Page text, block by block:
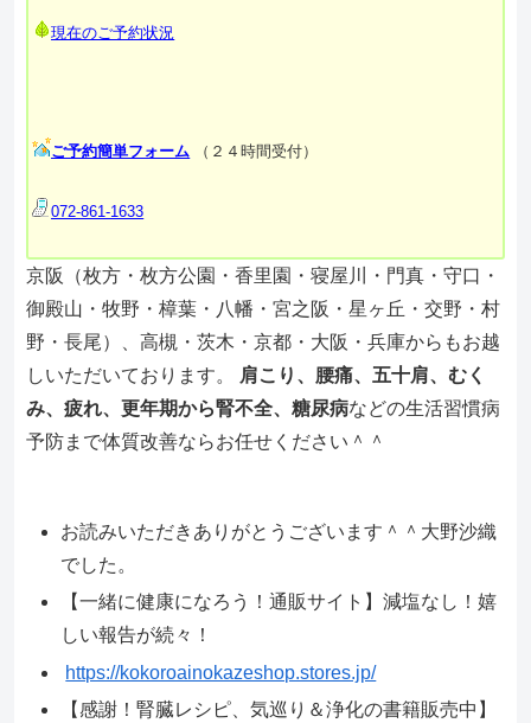
現在のご予約状況
ご予約簡単フォーム （２４時間受付）
072-861-1633
京阪（枚方・枚方公園・香里園・寝屋川・門真・守口・
御殿山・牧野・樟葉・八幡・宮之阪・星ヶ丘・交野・村
野・長尾）、高槻・茨木・京都・大阪・兵庫からもお越
しいただいております。
肩こり、腰痛、五十肩、むく
み、疲れ、更年期から腎不全、糖尿病などの生活習慣病
予防まで体質改善ならお任せください＾＾
お読みいただきありがとうございます＾＾大野沙織
でした。
【一緒に健康になろう！通販サイト】減塩なし！嬉
しい報告が続々！
https://kokoroainokazeshop.stores.jp/
【感謝！腎臓レシピ、気巡り＆浄化の書籍販売中】